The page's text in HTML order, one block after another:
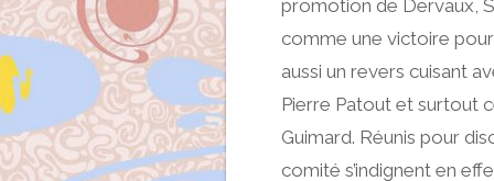
promotion de Dervaux,
comme une victoire
aussi un revers cuisant
Pierre Patout et surtout
Guimard. Réunis pour
comité s’indignent en